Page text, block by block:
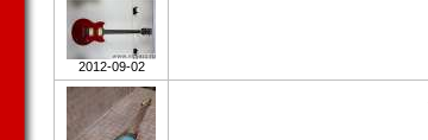
2012-09-02